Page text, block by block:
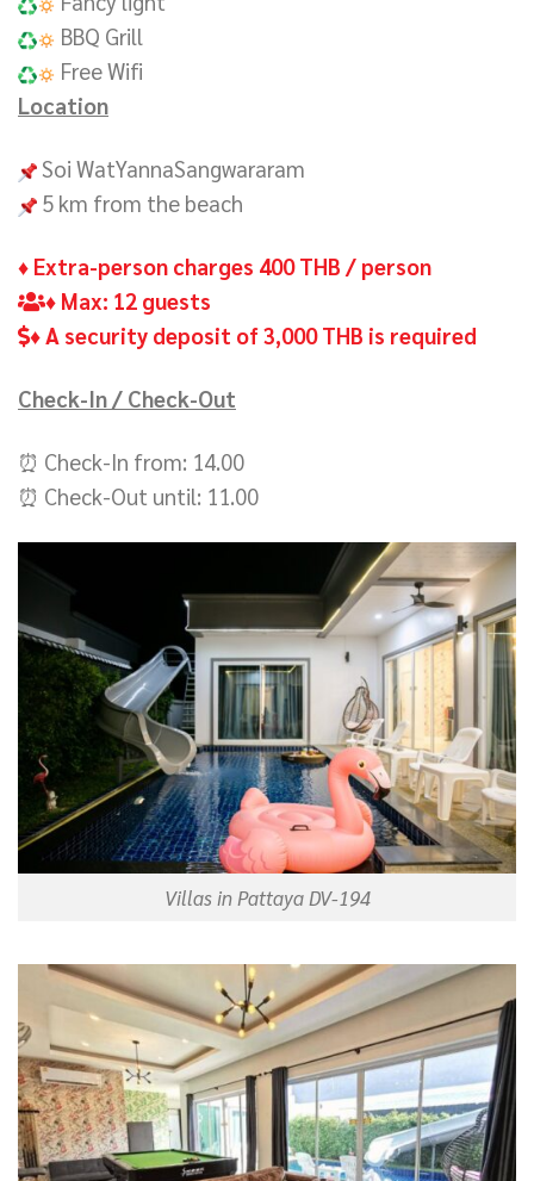
BBQ Grill
Free Wifi
Location
Soi WatYannaSangwararam
5 km from the beach
♦ Extra-person charges 400 THB / person
♦ Max: 12 guests
♦ A security deposit of 3,000 THB is required
Check-In / Check-Out
⏰ Check-In from: 14.00
⏰ Check-Out until: 11.00
Villas in Pattaya DV-194